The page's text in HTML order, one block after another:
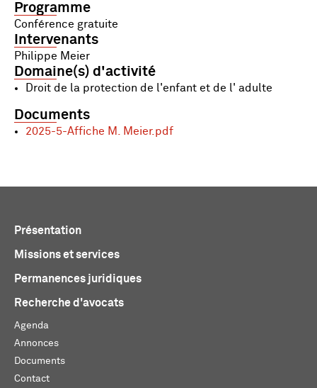
Programme
Conférence gratuite
Intervenants
Philippe Meier
Domaine(s) d'activité
Droit de la protection de l'enfant et de l' adulte
Documents
2025-5-Affiche M. Meier.pdf
Présentation
Missions et services
Permanences juridiques
Recherche d'avocats
Agenda
Annonces
Documents
Contact